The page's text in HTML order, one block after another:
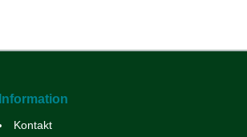
Information
Kontakt